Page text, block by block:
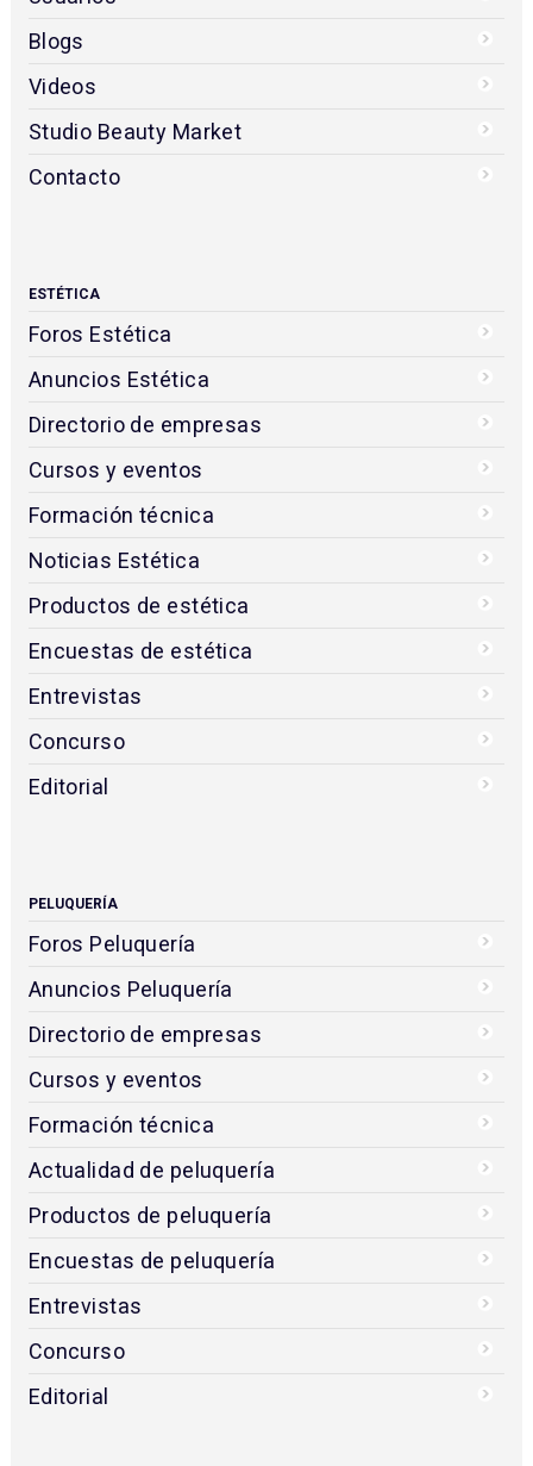
Blogs
Videos
Studio Beauty Market
Contacto
ESTÉTICA
Foros Estética
Anuncios Estética
Directorio de empresas
Cursos y eventos
Formación técnica
Noticias Estética
Productos de estética
Encuestas de estética
Entrevistas
Concurso
Editorial
PELUQUERÍA
Foros Peluquería
Anuncios Peluquería
Directorio de empresas
Cursos y eventos
Formación técnica
Actualidad de peluquería
Productos de peluquería
Encuestas de peluquería
Entrevistas
Concurso
Editorial